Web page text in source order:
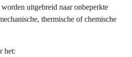
uitgebreid naar onbeperkte
thermische of chemische
het: